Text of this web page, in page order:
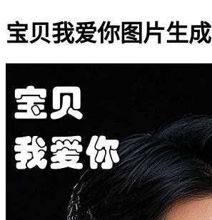
宝贝我爱你图片生成